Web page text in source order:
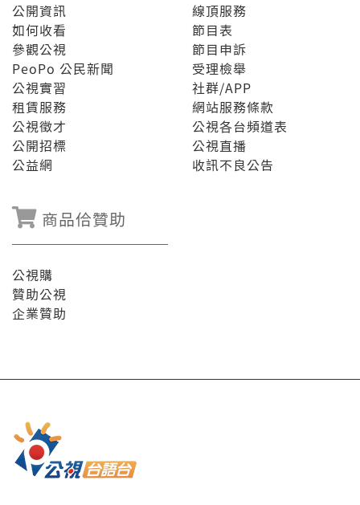
公開資訊
如何收看
參觀公視
PeoPo 公民新聞
公視實習
租賃服務
公視徵才
公開招標
公益網
線頂服務
節目表
節目申訴
受理檢舉
社群/APP
網站服務條款
公視各台頻道表
公視直播
收訊不良公告
商品佮贊助
公視購
贊助公視
企業贊助